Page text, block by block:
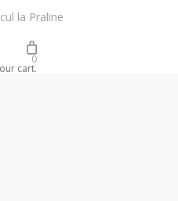
la Praline
0
cart.
Little Anana – Table